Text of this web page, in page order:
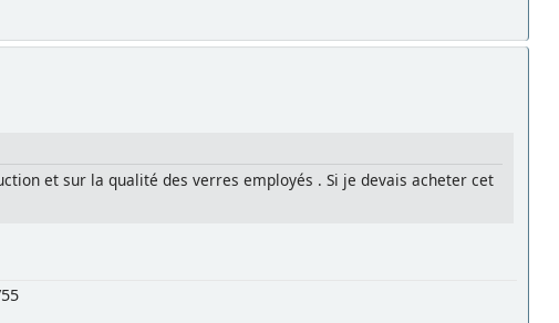
et sur la qualité des verres employés . Si je devais acheter cet